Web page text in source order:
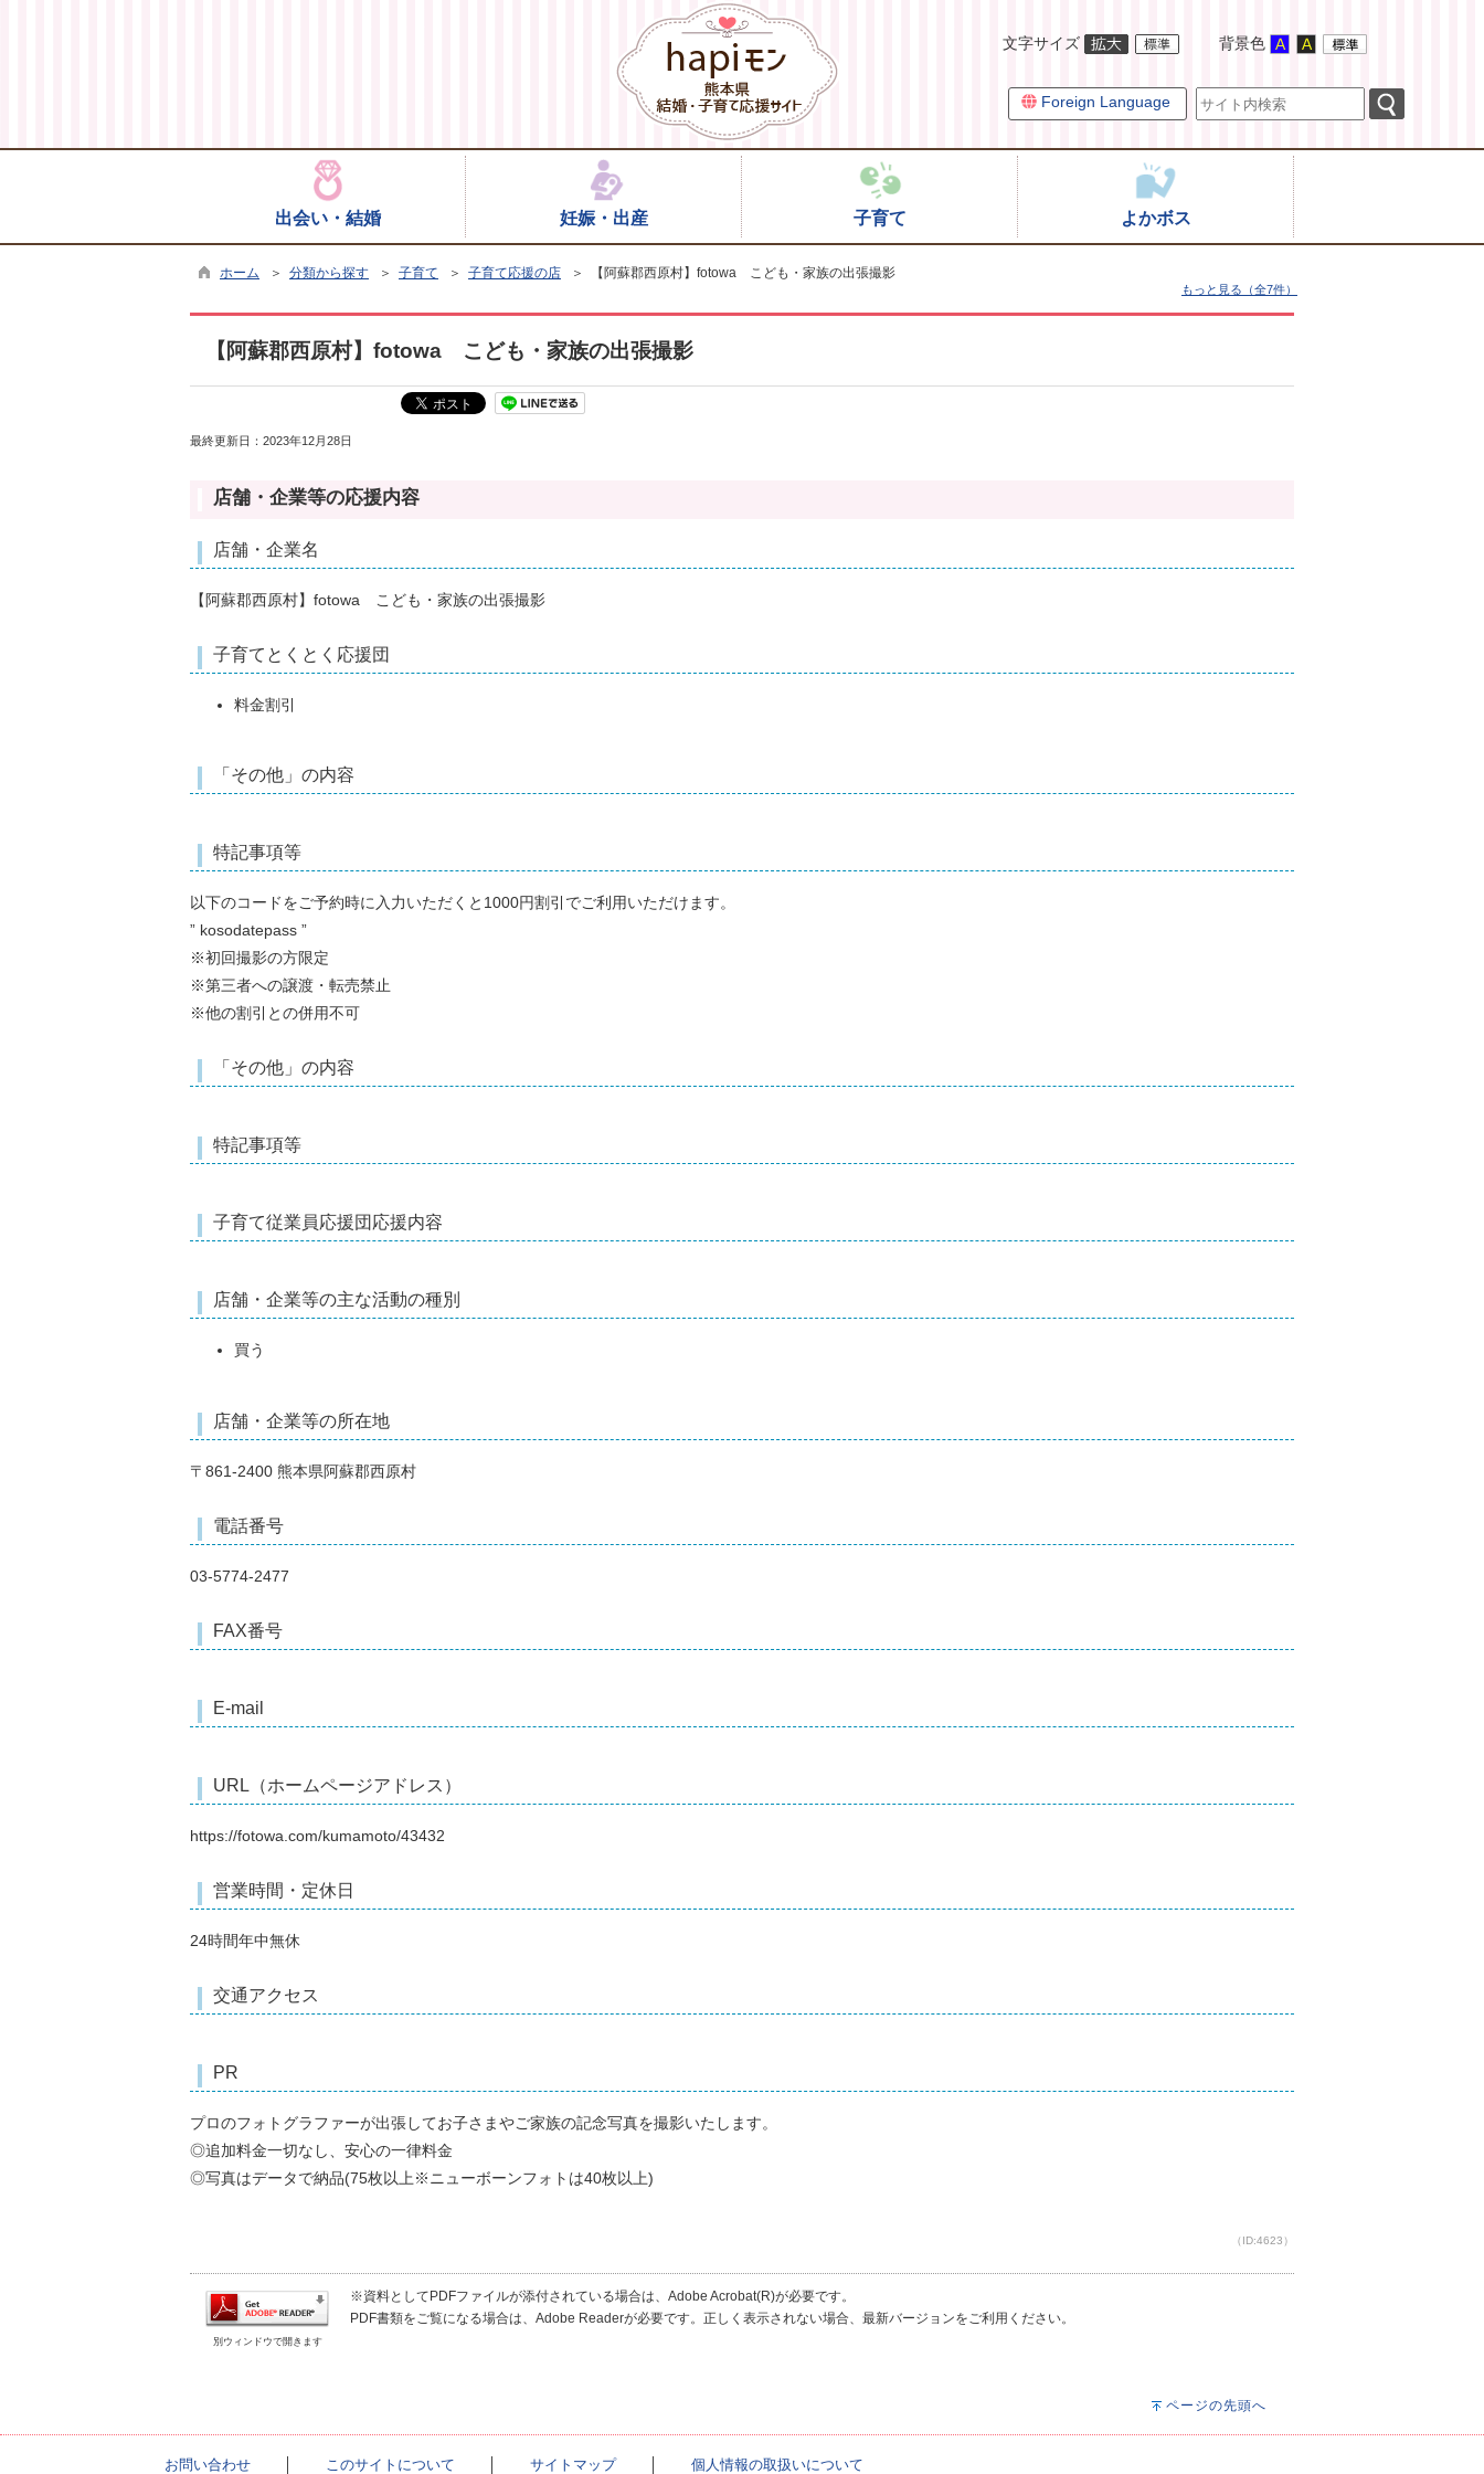
文字サイズ 背景色
Foreign Language
出会い・結婚 妊娠・出産 子育て よかボス
ホーム ＞ 分類から探す ＞ 子育て ＞ 子育て応援の店 ＞ 【阿蘇郡西原村】fotowa こども・家族の出張撮影
もっと見る（全7件）
【阿蘇郡西原村】fotowa こども・家族の出張撮影
最終更新日： 2023年12月28日
店舗・企業等の応援内容
店舗・企業名
【阿蘇郡西原村】fotowa こども・家族の出張撮影
子育てとくとく応援団
料金割引
「その他」の内容
特記事項等
以下のコードをご予約時に入力いただくと1000円割引でご利用いただけます。
” kosodatepass ”
※初回撮影の方限定
※第三者への譲渡・転売禁止
※他の割引との併用不可
「その他」の内容
特記事項等
子育て従業員応援団応援内容
店舗・企業等の主な活動の種別
買う
店舗・企業等の所在地
〒861-2400 熊本県阿蘇郡西原村
電話番号
03-5774-2477
FAX番号
E-mail
URL（ホームページアドレス）
https://fotowa.com/kumamoto/43432
営業時間・定休日
24時間年中無休
交通アクセス
PR
プロのフォトグラファーが出張してお子さまやご家族の記念写真を撮影いたします。
◎追加料金一切なし、安心の一律料金
◎写真はデータで納品(75枚以上※ニューボーンフォトは40枚以上)
（ID:4623）
別ウィンドウで開きます
※資料としてPDFファイルが添付されている場合は、Adobe Acrobat(R)が必要です。
PDF書類をご覧になる場合は、Adobe Readerが必要です。正しく表示されない場合、最新バージョンをご利用ください。
ページの先頭へ
お問い合わせ このサイトについて サイトマップ 個人情報の取扱いについて